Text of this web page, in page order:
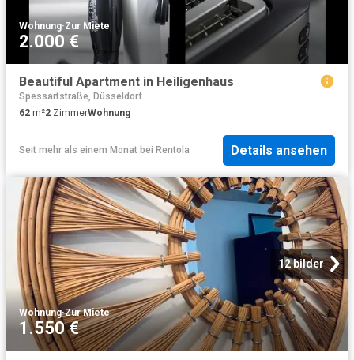
Wohnung·Zur Miete
2.000 €
Beautiful Apartment in Heiligenhaus
Spessartstraße, Düsseldorf
62 m²2 ZimmerWohnung
Seit mehr als einem Monat bei Rentola Details ansehen
12 bilder
Wohnung·Zur Miete
1.550 €